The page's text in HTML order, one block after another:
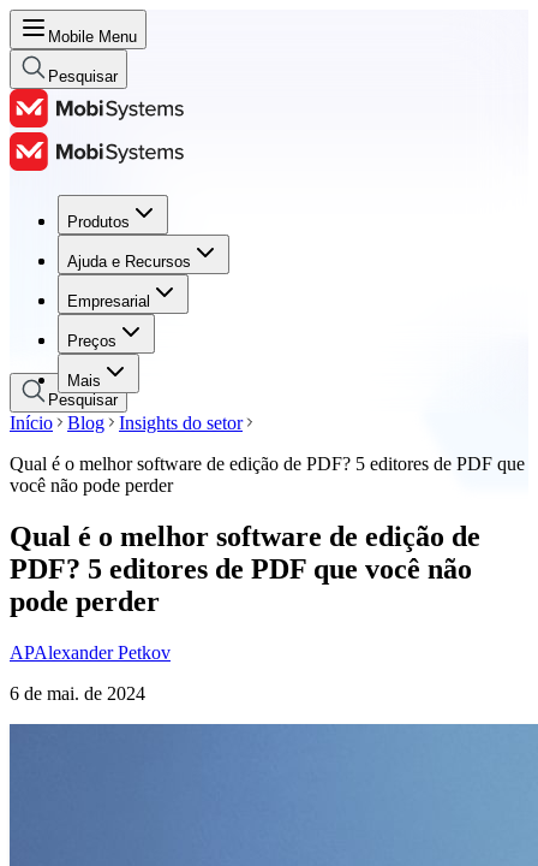
Mobile Menu
Pesquisar
Produtos
Ajuda e Recursos
Empresarial
Preços
Mais
Produtos
Ajuda e Recursos
Empresarial
Preços
Pesquisar
Início Blog
Insights do setor
Qual é o melhor software de edição de PDF? 5 editores de PDF que
você não pode perder
Qual é o melhor software de edição de
PDF? 5 editores de PDF que você não
pode perder
APAlexander Petkov
6 de mai. de 2024